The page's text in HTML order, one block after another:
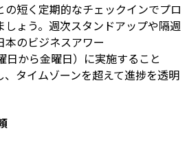
の短く定期的なチェックインでプロ
ょう。週次スタンドアップや隔週
本のビジネスアワー
日から金曜日）に実施すること
タイムゾーンを超えて進捗を透明